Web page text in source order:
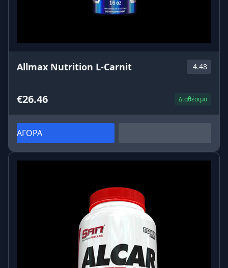
Allmax Nutrition L-Carnit 4.48
€26.46 Διαθέσιμο
ΑΓΟΡΑ